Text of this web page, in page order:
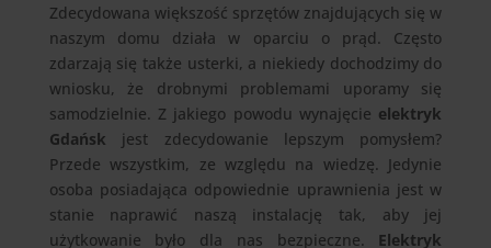
Zdecydowana większość sprzętów znajdujących się w
naszym domu działa w oparciu o prąd. Często
zdarzają się także usterki, a niekiedy dochodzimy do
wniosku, że drobnymi problemami uporamy się
samodzielnie. Z jakiego powodu wynajęcie elektryk
Gdańsk jest zdecydowanie lepszym pomysłem?
Przede wszystkim, ze względu na wiedzę. Jedynie
osoba posiadająca odpowiednie uprawnienia jest w
stanie naprawić naszą instalację tak, aby jej
użytkowanie było dla nas bezpieczne. Elektryk